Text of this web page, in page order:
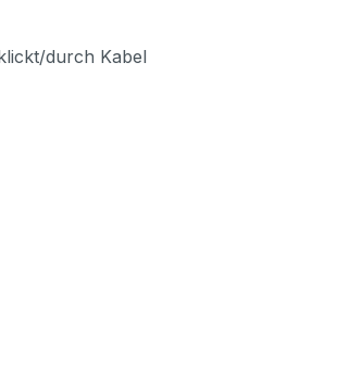
durch Kabel